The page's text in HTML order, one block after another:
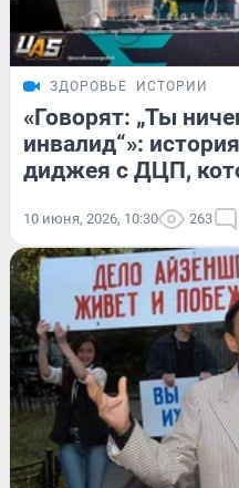
ЗДОРОВЬЕ ИСТОРИИ
«Говорят: „Ты
инвалид“»:
диджея с ДЦП,
10 июня, 2026, 10:30 263